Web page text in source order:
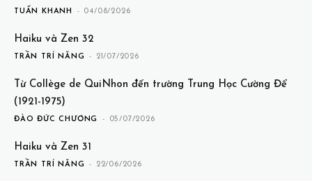
TUẤN KHANH - 04/08/2026
Haiku và Zen 32
TRẦN TRÍ NĂNG - 21/07/2026
Từ Collège de QuiNhon đến trường Trung Học Cường Để
(1921-1975)
ĐÀO ĐỨC CHƯƠNG - 05/07/2026
Haiku và Zen 31
TRẦN TRÍ NĂNG - 22/06/2026